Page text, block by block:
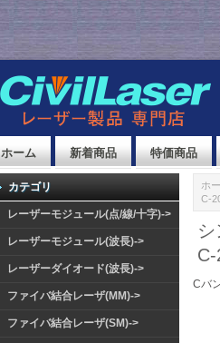
ホーム 新着商品 特価商品
カテゴリ
レーザーモジュール(点/線/十字)->
レーザーモジュール(波長)->
レーザーダイオード(波長)->
ファイバ結合レーザ(MM)->
ファイバ結合レーザ(SM)->
ホ
C-
Cバ